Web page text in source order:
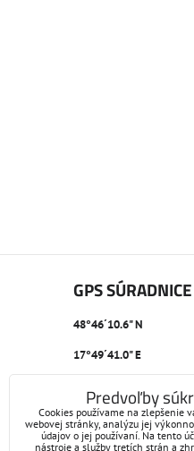
GPS SÚRADNICE
48°46´10.6" N
17°49´41.0" E
Predvoľby
Cookies používame na zlepšenie
webovej stránky, analýzu jej
údajov o jej používaní. Na tento
nástroje a služby tretích strán a